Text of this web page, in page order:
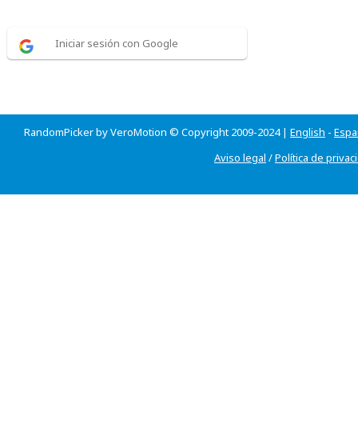
Iniciar sesión con Google
RandomPicker by VeroMotion © Copyright 2009-2024 | English -
Aviso legal /Política de